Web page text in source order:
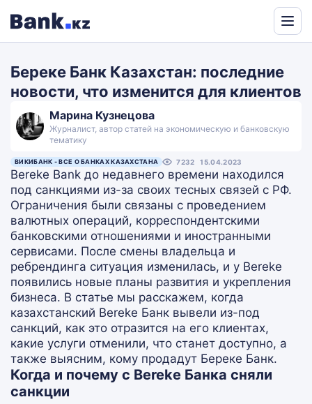
Translate
Береке Банк Казахстан: последние
новости, что изменится для клиентов
Марина Кузнецова
Журналист, автор статей на экономическую и банковскую
тематику
ВИКИБАНК - ВСЕ О БАНКАХ КАЗАХСТАНА 7232 15.04.2023
Bereke Bank до недавнего времени находился
под санкциями из-за своих тесных связей с РФ.
Ограничения были связаны с проведением
валютных операций, корреспондентскими
банковскими отношениями и иностранными
сервисами. После смены владельца и
ребрендинга ситуация изменилась, и у Bereke
появились новые планы развития и укрепления
бизнеса. В статье мы расскажем, когда
казахстанский Bereke Банк вывели из-под
санкций, как это отразится на его клиентах,
какие услуги отменили, что станет доступно, а
также выясним, кому продадут Береке Банк.
Когда и почему с Bereke Банка сняли
санкции